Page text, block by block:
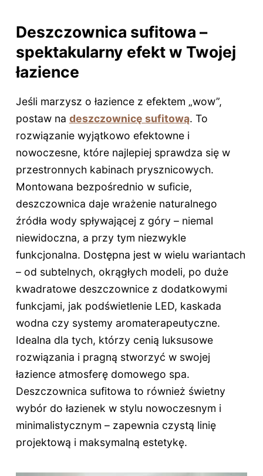
Deszczownica sufitowa –
spektakularny efekt w Twojej
łazience
Jeśli marzysz o łazience z efektem „wow”,
postaw na deszczownicę sufitową. To
rozwiązanie wyjątkowo efektowne i
nowoczesne, które najlepiej sprawdza się w
przestronnych kabinach prysznicowych.
Montowana bezpośrednio w suficie,
deszczownica daje wrażenie naturalnego
źródła wody spływającej z góry – niemal
niewidoczna, a przy tym niezwykle
funkcjonalna. Dostępna jest w wielu wariantach
– od subtelnych, okrągłych modeli, po duże
kwadratowe deszczownice z dodatkowymi
funkcjami, jak podświetlenie LED, kaskada
wodna czy systemy aromaterapeutyczne.
Idealna dla tych, którzy cenią luksusowe
rozwiązania i pragną stworzyć w swojej
łazience atmosferę domowego spa.
Deszczownica sufitowa to również świetny
wybór do łazienek w stylu nowoczesnym i
minimalistycznym – zapewnia czystą linię
projektową i maksymalną estetykę.